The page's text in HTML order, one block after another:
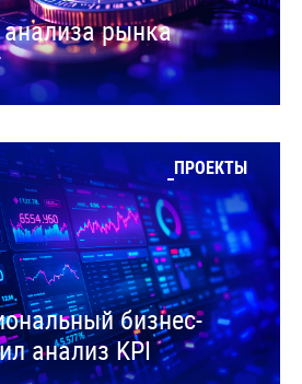
рынка
ПРОЕКТЫ
бизнес-
анализ KPI